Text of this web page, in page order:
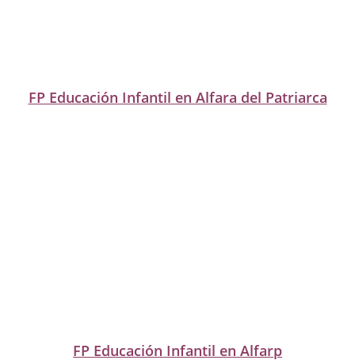
FP Educación Infantil en Alfara del Patriarca
FP Educación Infantil en Alfarp